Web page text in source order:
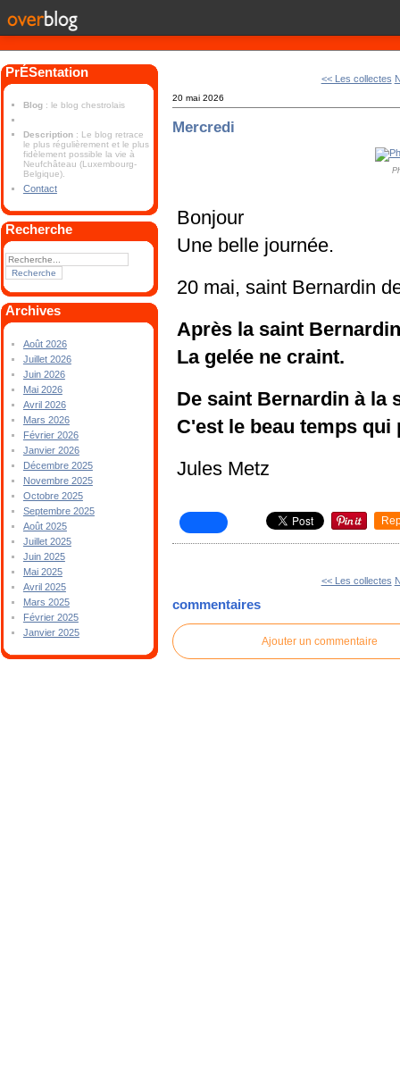
PrÉSentation
Blog : le blog chestrolais
Description : Le blog retrace
le plus régulièrement et le plus
fidèlement possible la vie à
Neufchâteau (Luxembourg-
Belgique).
Contact
Recherche
Archives
Août 2026
Juillet 2026
Juin 2026
Mai 2026
Avril 2026
Mars 2026
Février 2026
Janvier 2026
Décembre 2025
Novembre 2025
Octobre 2025
Septembre 2025
Août 2025
Juillet 2025
Juin 2025
Mai 2025
Avril 2025
Mars 2025
Février 2025
Janvier 2025
<< Les collectes
20 mai 2026
Mercredi
Bonjour
Une belle journée.
20 mai, saint Bernardin
Après la saint
La gelée ne craint.
De saint Bernardin à la
C'est le beau temps qui
Jules Metz
<< Les collectes
commentaires
Ajouter un commentaire